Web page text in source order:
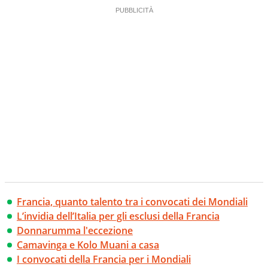
Francia, quanto talento tra i convocati dei Mondiali
L’invidia dell’Italia per gli esclusi della Francia
Donnarumma l'eccezione
Camavinga e Kolo Muani a casa
I convocati della Francia per i Mondiali